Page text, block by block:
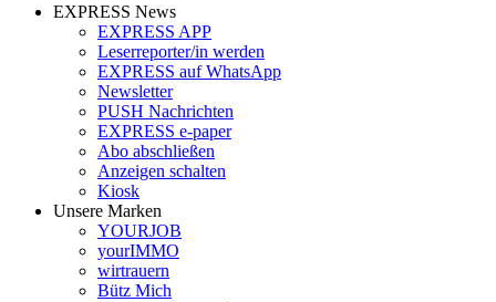
EXPRESS News
EXPRESS APP
Leserreporter/in werden
EXPRESS auf WhatsApp
Newsletter
PUSH Nachrichten
EXPRESS e-paper
Abo abschließen
Anzeigen schalten
Kiosk
Unsere Marken
YOURJOB
yourIMMO
wirtrauern
Bütz Mich